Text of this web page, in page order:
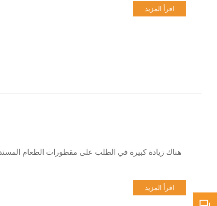
اقرأ المزيد
هناك زيادة كبيرة في الطلب على مقطورات الطعام
اقرأ المزيد